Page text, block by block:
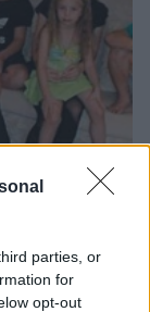
parties, or
for
opt-out